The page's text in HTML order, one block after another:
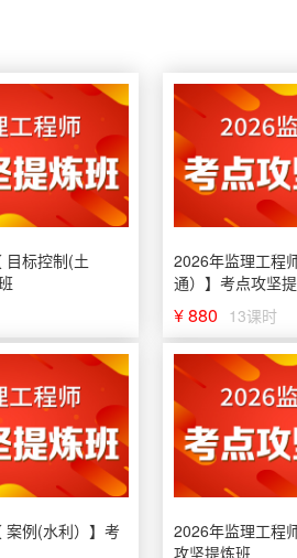
目标控制(土
2026年监理工程
通）】考点攻坚
¥ 880 13课时
例(水利）】考
2026年监理工程
攻坚提炼班